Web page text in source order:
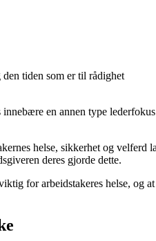
tiden som er til rådighet
en annen type
helse, sikkerhet og
deres gjorde dette.
for arbeidstakeres helse, og